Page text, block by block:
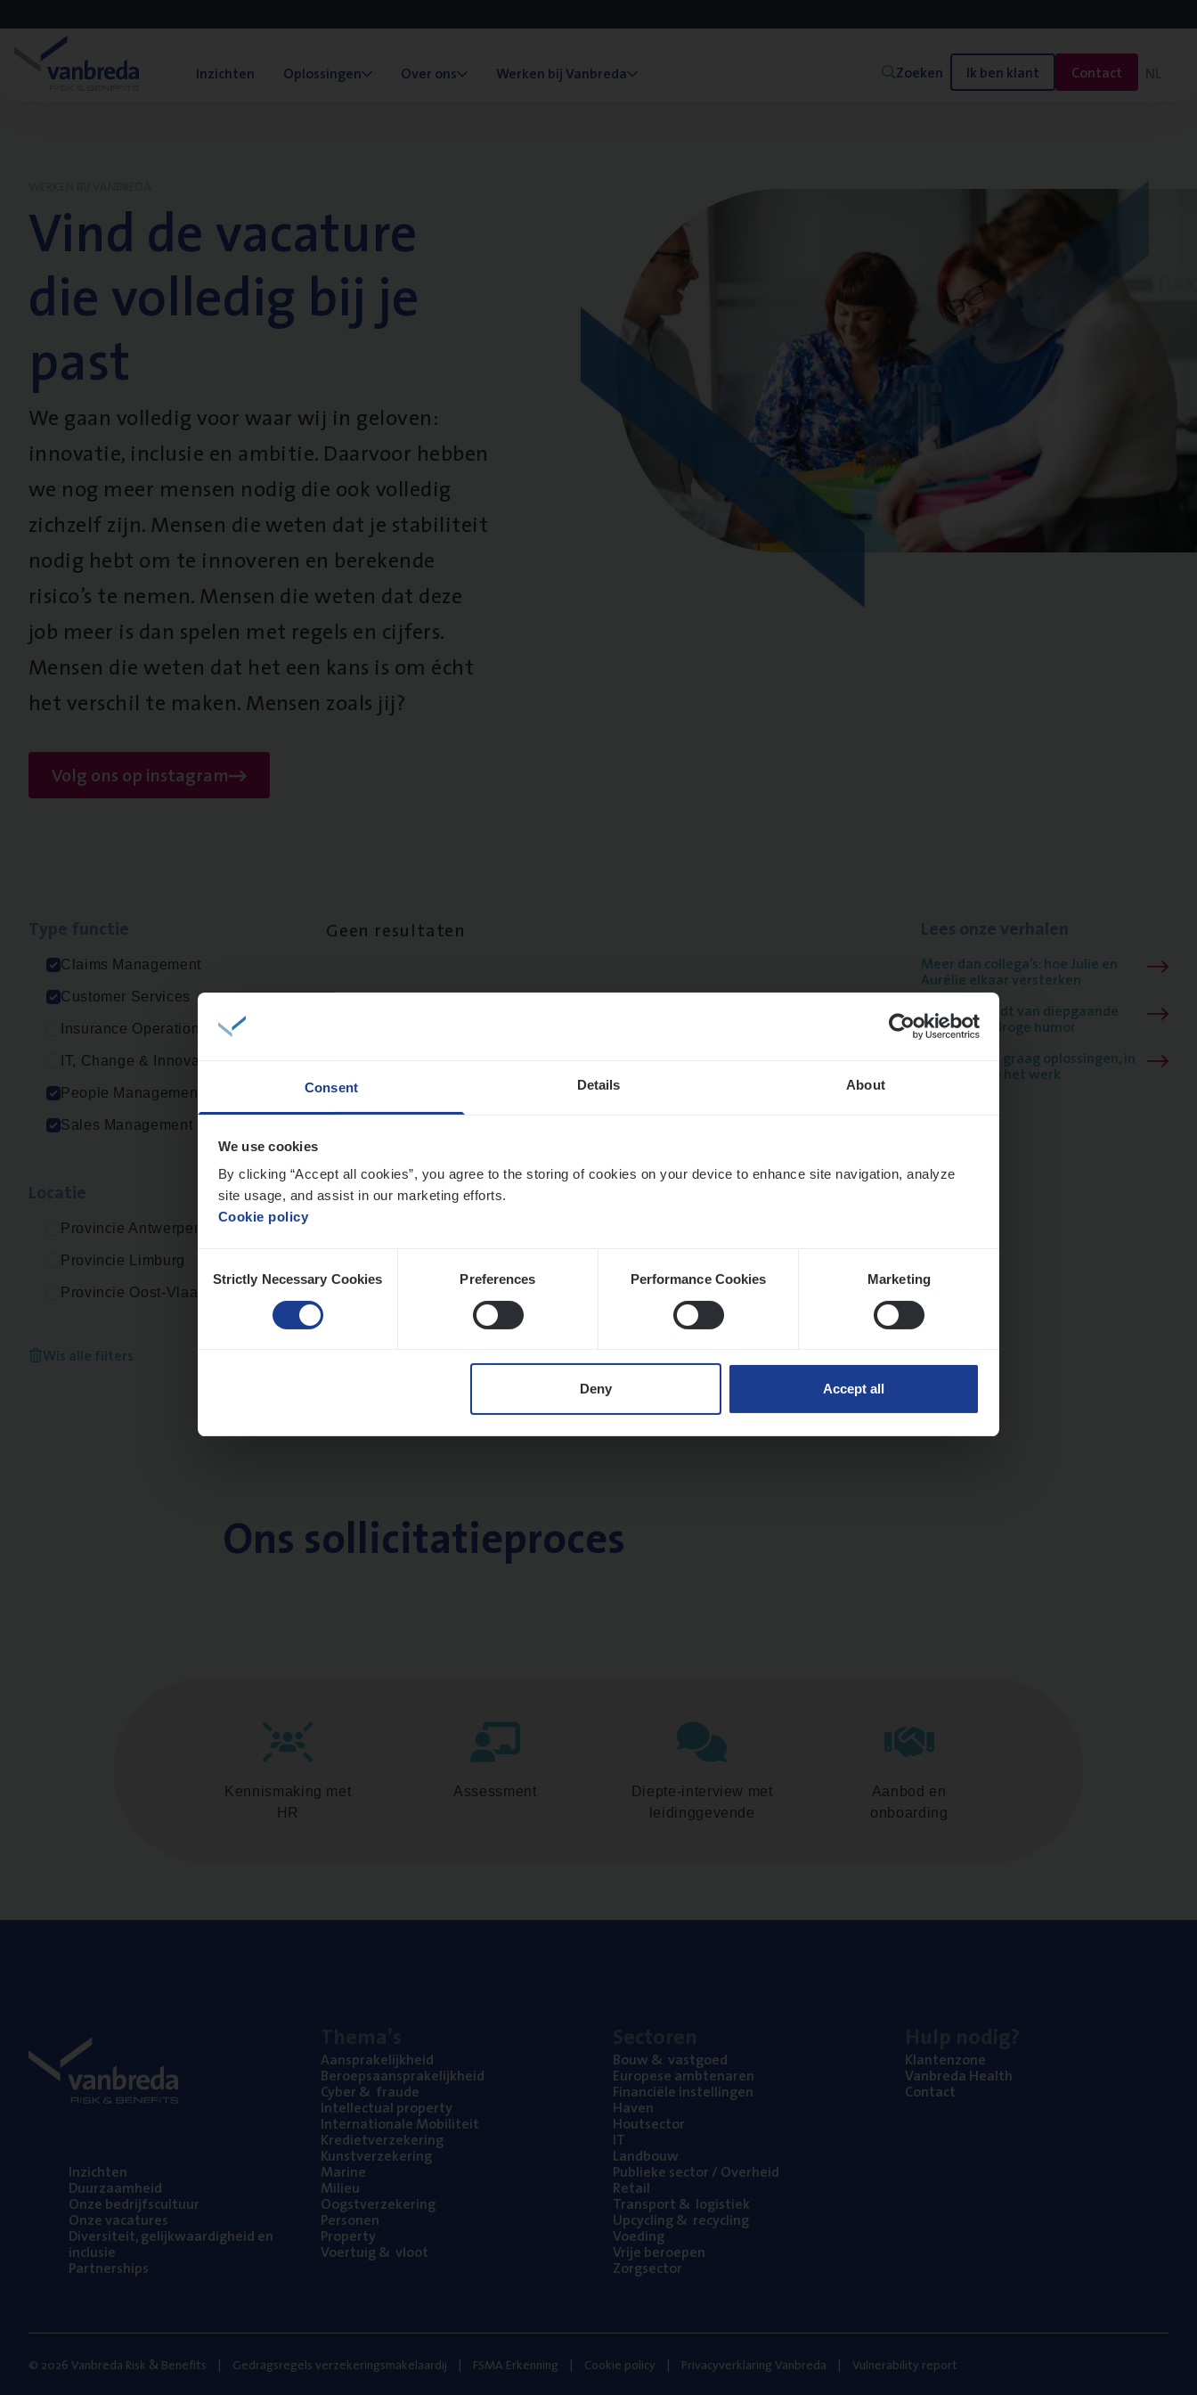
Consent Details About
We use cookies
By clicking “Accept all cookies”, you agree to the storing of cookies on your device to enhance site navigation, analyze
site usage, and assist in our marketing efforts.
Cookie policy
Selection
Strictly Necessary Cookies Preferences Performance Cookies Marketing
Deny Accept all
Inzichten Oplossingen Over ons Werken bij Vanbreda Zoeken Ik ben klant Contact NL
Vind de vacature
die volledig bij je
past
We gaan volledig voor waar wij in geloven:
innovatie, inclusie en ambitie. Daarvoor hebben
we nog meer mensen nodig die ook volledig
zichzelf zijn. Mensen die weten dat je stabiliteit
nodig hebt om te innoveren en berekende
risico’s te nemen. Mensen die weten dat deze
job meer is dan spelen met regels en cijfers.
Mensen die weten dat het een kans is om écht
het verschil te maken. Mensen zoals jij?
Volg ons op instagram
Claims Management
Customer Services
Insurance Operations
IT, Change & Innovation
People Management
Sales Management
Provincie Antwerpen
Provincie Limburg
Provincie Oost-Vlaanderen
Wis alle filters
Geen resultaten
Meer dan collega’s: hoe Julie en
Aurélie elkaar versterken
Mathias houdt van diepgaande
dossiers én droge humor
Thalia zoekt graag oplossingen, in
games én op het werk
Ons sollicitatieproces
Kennismaking met
HR
Assessment
Diepte-interview met
leidinggevende
Aanbod en
onboarding
Inzich­ten
Duur­zaam­heid
Onze bedrijfs­cul­tuur
Onze vaca­tu­res
Diver­si­teit, gelijk­waar­dig­heid en
inclusie
Part­ner­ships
Aan­spra­ke­lijk­heid
Beroeps­aan­spra­ke­lijk­heid
Cyber& fraude
Intel­lec­tu­al property
Inter­na­ti­o­na­le Mobiliteit
Kre­diet­ver­ze­ke­ring
Kunst­ver­ze­ke­ring
Mari­ne
Mili­eu
Oogst­ver­ze­ke­ring
Per­so­nen
Pro­per­ty
Voer­tuig& vloot
Bouw& vastgoed
Euro­pe­se ambtenaren
Finan­ci­ë­le instellingen
Haven
Hout­sec­tor
IT
Land­bouw
Publie­ke sec­tor / Overheid
Retail
Trans­port& logistiek
Upcy­cling& recycling
Voe­ding
Vrije beroe­pen
Zorg­sec­tor
Klan­ten­zo­ne
Van­b­re­da Health
Con­tact
© 2026 Vanbreda Risk & Benefits Gedragsregels verzekeringsmakelaardij FSMA Erkenning Cookie policy Privacyverklaring Vanbreda Vulnerability report